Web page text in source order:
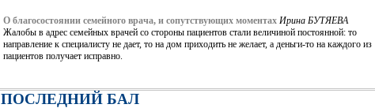
О благосостоянии семейного врача, и сопутствующих моментах Ирина БУТЯЕВА
Жалобы в адрес семейных врачей со стороны пациентов стали величиной постоянной: то
направление к специалисту не дает, то на дом приходить не желает, а деньги-то на каждого из
пациентов получает исправно.
ПОСЛЕДНИЙ БАЛ